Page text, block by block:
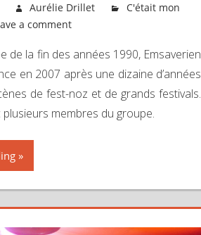
Aurélie Drillet
C'était mon
a comment
de la fin des années 1990, Emsaverien
en 2007 après une dizaine d’années
de fest-noz et de grands festivals.
membres du groupe.